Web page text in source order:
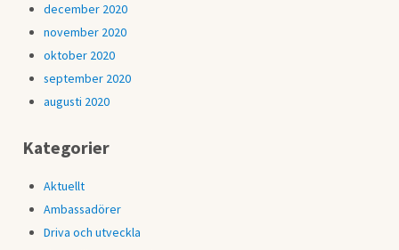
december 2020
november 2020
oktober 2020
september 2020
augusti 2020
Kategorier
Aktuellt
Ambassadörer
Driva och utveckla